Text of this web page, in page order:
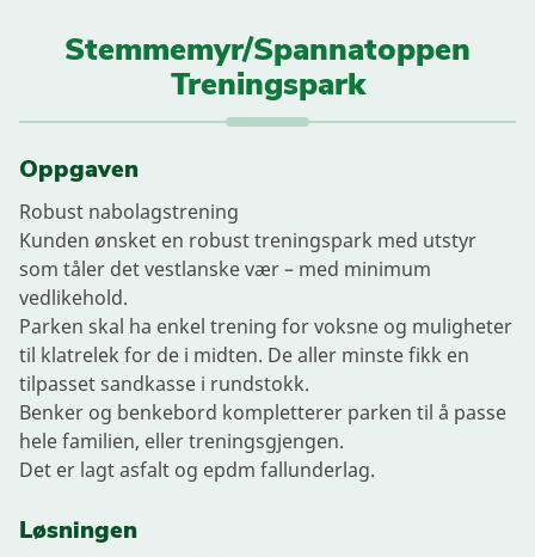
Stemmemyr/Spannatoppen
Treningspark
Oppgaven
Robust nabolagstrening
Kunden ønsket en robust treningspark med utstyr
som tåler det vestlanske vær – med minimum
vedlikehold.
Parken skal ha enkel trening for voksne og muligheter
til klatrelek for de i midten. De aller minste fikk en
tilpasset sandkasse i rundstokk.
Benker og benkebord kompletterer parken til å passe
hele familien, eller treningsgjengen.
Det er lagt asfalt og epdm fallunderlag.
Løsningen